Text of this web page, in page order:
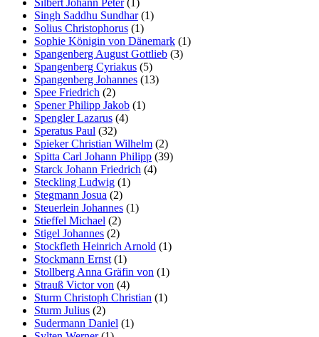
Singh Saddhu Sundhar(1)
Solius Christophorus (1)
Sophie Königin von Dänemark (1)
Spangenberg August Gottlieb (3)
Spangenberg Cyriakus (5)
Spangenberg Johannes (13)
Spee Friedrich (2)
Spener Philipp Jakob (1)
Spengler Lazarus (4)
Speratus Paul (32)
Spieker Christian Wilhelm (2)
Spitta Carl Johann Philipp (39)
Starck Johann Friedrich (4)
Steckling Ludwig (1)
Stegmann Josua (2)
Steuerlein Johannes (1)
Stieffel Michael (2)
Stigel Johannes (2)
Stockfleth Heinrich Arnold (1)
Stockmann Ernst (1)
Stollberg Anna Gräfin von (1)
Strauß Victor von (4)
Sturm Christoph Christian (1)
Sturm Julius (2)
Sudermann Daniel (1)